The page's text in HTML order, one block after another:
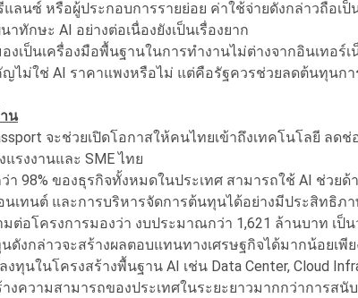
ลนซ์ หรือผู้ประกอบการรายย่อย ค่าใช้จ่ายดังกล่าวถือเ
ทักษะ AI อย่างต่อเนื่องยังเป็นเรื่องยาก
งเป็นเครื่องมือพื้นฐานในการทำงานไม่ต่างจากอินเทอร์
ไม่ใช่ AI ราคาแพงหรือไม่ แต่คือรัฐควรช่วยลดต้นทุนกา
น
จะช่วยเปิดโอกาสให้คนไทยเข้าถึงเทคโนโลยี ลดช่
รงงานและ SME ไทย
า 98% ของธุรกิจทั้งหมดในประเทศ สามารถใช้ AI ช่วยด้
นเทนต์ และการบริหารจัดการต้นทุนได้อย่างมีประสิทธิภ
ต่อโครงการมองว่า งบประมาณกว่า 1,621 ล้านบาท เป็
ดังกล่าวจะสร้างผลตอบแทนทางเศรษฐกิจได้มากน้อยเพีย
ทุนในโครงสร้างพื้นฐาน AI เช่น Data Center, Cloud
งความสามารถของประเทศในระยะยาวมากกว่าการสนั